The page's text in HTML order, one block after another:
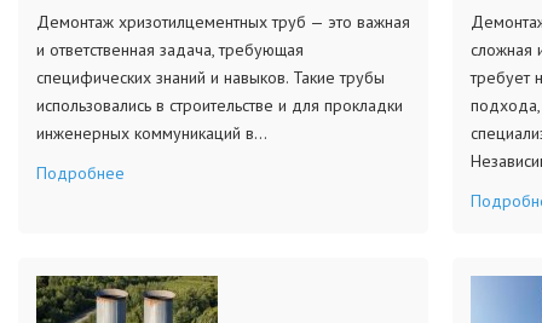
Демонтаж хризотилцементных труб — это важная
и ответственная задача, требующая
специфических знаний и навыков. Такие трубы
использовались в строительстве и для прокладки
инженерных коммуникаций в…
Подробнее
сложная
требует
подхода,